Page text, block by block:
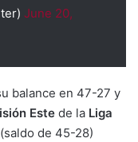
June 20,
balance en 47-27 y
Este de la Liga
(saldo de 45-28)